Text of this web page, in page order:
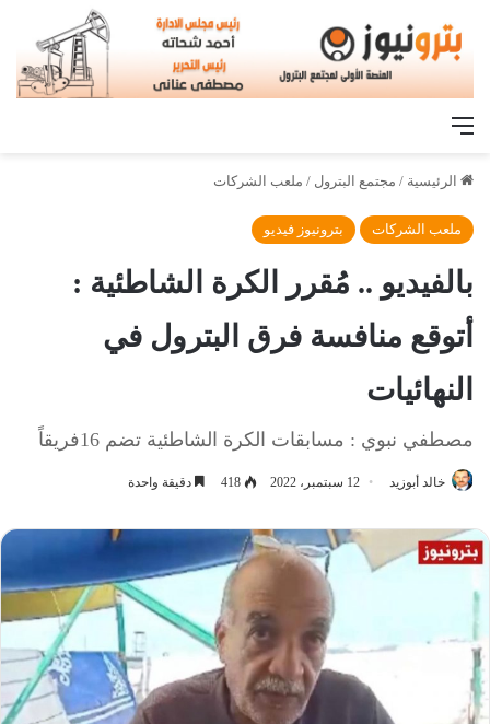
القائمة
الرئيسية / مجتمع البترول / ملعب الشركات
ملعب الشركات بترونيوز فيديو
بالفيديو .. مُقرر الكرة الشاطئية :
أتوقع منافسة فرق البترول في
النهائيات
مصطفي نبوي : مسابقات الكرة الشاطئية تضم 16فريقاً
خالد أبوزيد 12 سبتمبر، 2022 418 دقيقة واحدة